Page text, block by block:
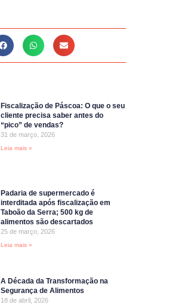
Fiscalização de Páscoa: O que o seu
cliente precisa saber antes do
“pico” de vendas?
31 de março, 2026
Leia mais »
Padaria de supermercado é
interditada após fiscalização em
Taboão da Serra; 500 kg de
alimentos são descartados
25 de março, 2026
Leia mais »
A Década da Transformação na
Segurança de Alimentos
18 de abril, 2026